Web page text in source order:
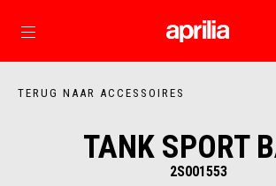
Ga naar de hoofdcontent
TERUG NAAR ACCESSOIRES
TANK SPORT
2S001553